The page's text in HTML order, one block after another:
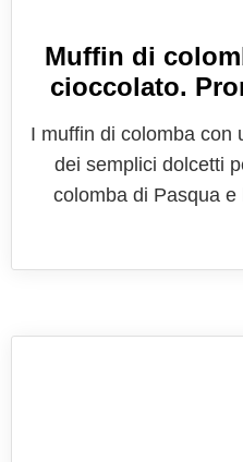
Muffin di
cioccolato.
I muffin di colomba con
dei semplici dolcetti
colomba di Pasqua
avanzate dalle feste.
concluso le feste con